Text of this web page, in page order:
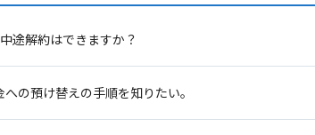
途解約はできますか？
の預け替えの手順を知りたい。